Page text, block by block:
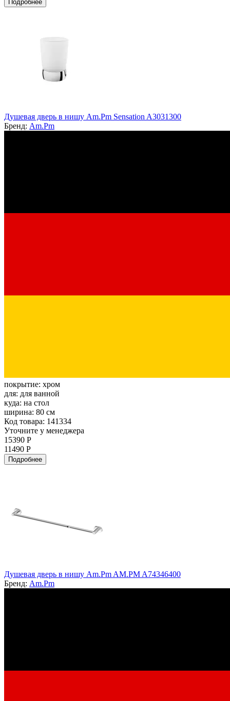
Подробнее
Душевая дверь в нишу Am.Pm Sensation A3031300
Бренд: Am.Pm
покрытие: хром
для: для ванной
куда: на стол
ширина: 80 см
Код товара: 141334
Уточните у менеджера
15390 Р
11490 Р
Подробнее
Душевая дверь в нишу Am.Pm AM.PM A74346400
Бренд: Am.Pm